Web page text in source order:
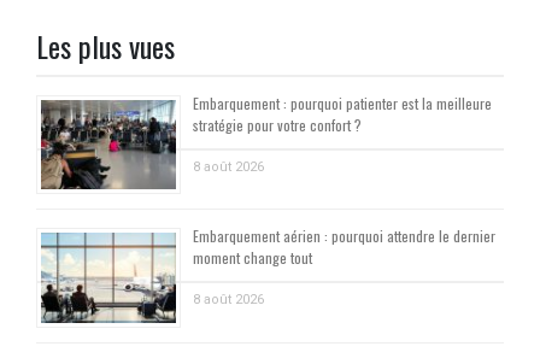
Les plus vues
Embarquement : pourquoi patienter est la meilleure
stratégie pour votre confort ?
8 août 2026
Embarquement aérien : pourquoi attendre le dernier
moment change tout
8 août 2026